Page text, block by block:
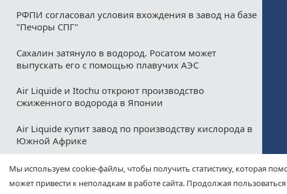
РФПИ согласовал условия вхождения в завод на базе
"Печоры СПГ"
Сахалин затянуло в водород. Росатом может
выпускать его с помощью плавучих АЭС
Air Liquide и Itochu откроют производство
сжиженного водорода в Японии
Air Liquide купит завод по производству кислорода в
Южной Африке
НЛМК продаст Air Liquide активы по производству
водорода и концентратов редких газов
Мы используем cookie-файлы, чтобы получить статистику, которая
может привести к неполадкам в работе сайта. Продолжая